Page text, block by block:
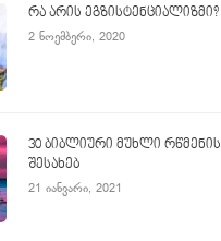
რა არის ეგზისტენციალიზმი?
2 ნოემბერი, 2020
30 ბიბლიური მუხლი რწმენის
შესახებ
21 იანვარი, 2021